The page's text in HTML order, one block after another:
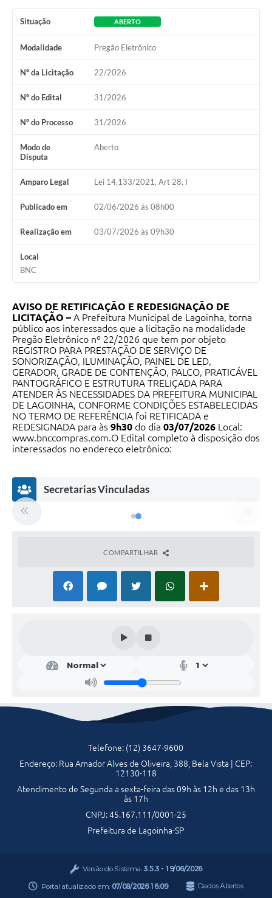
Portal da Transparência
A Nossa Cidade
Galeria de Fotos
Audiências Públicas
Arquivos para Download
A Prefeitura
Carta de Serviços
Galeria de Vídeos
Projetos
Legislação
Editais
Links
Serviços Online
Telefones Úteis
Transparência
Jornal
SIC
Diário Oficial
Situação ABERTO
Modalidade Pregão Eletrônico
Nº da Licitação 22/2026
Nº do Edital 31/2026
Nº do Processo 31/2026
Modo de
Disputa
Aberto
Amparo Legal Lei 14.133/2021, Art 28, I
Publicado em 02/06/2026 às 08h00
Realização em 03/07/2026 às 09h30
Local
BNC
AVISO DE RETIFICAÇÃO E REDESIGNAÇÃO DE
LICITAÇÃO – A Prefeitura Municipal de Lagoinha, torna
público aos interessados que a licitação na modalidade
Pregão Eletrônico nº 22/2026 que tem por objeto
REGISTRO PARA PRESTAÇÃO DE SERVIÇO DE
SONORIZAÇÃO, ILUMINAÇÃO, PAINEL DE LED,
GERADOR, GRADE DE CONTENÇÃO, PALCO, PRATICÁVEL
PANTOGRÁFICO E ESTRUTURA TRELIÇADA PARA
ATENDER ÀS NECESSIDADES DA PREFEITURA MUNICIPAL
DE LAGOINHA, CONFORME CONDIÇÕES ESTABELECIDAS
NO TERMO DE REFERÊNCIA foi RETIFICADA e
REDESIGNADA para às 9h30 do dia 03/07/2026 Local:
www.bnccompras.com.O Edital completo à disposição dos
interessados no endereço eletrônico:
sito à Rua Amador Alves de Oliveira, 388 – Bela Vista –
Lagoinha/SP.JOSE GUILHERME CORREA GOMES -
Prefeito Municipal.
Secretarias Vinculadas
Robe
rt
Abre
COMPARTILHAR
Telefone: (12) 3647-9600
Endereço: Rua Amador Alves de Oliveira, 388, Bela Vista | CEP:
12130-118
Atendimento de Segunda a sexta-feira das 09h às 12h e das 13h
às 17h
CNPJ: 45.167.111/0001-25
Prefeitura de Lagoinha-SP
Versão do Sistema:3.5.3 - 19/06/2026
Portal atualizado em: 07/08/2026 16:09 Dados Abertos